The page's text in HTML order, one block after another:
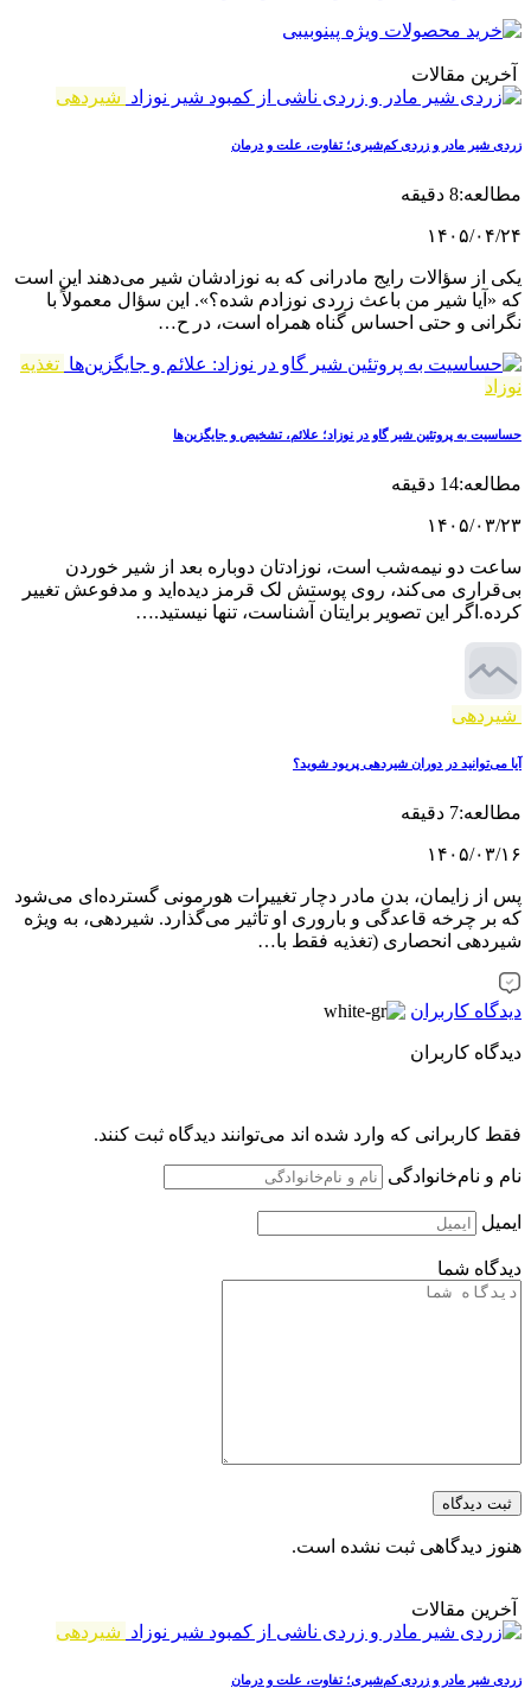
آخرین مقالات
شیردهی
زردی شیر مادر و زردی کم‌شیری؛ تفاوت، علت و درمان
مطالعه:8 دقیقه
۱۴۰۵/۰۴/۲۴
یکی از سؤالات رایج مادرانی که به نوزادشان شیر می‌دهند این است
که «آیا شیر من باعث زردی نوزادم شده؟». این سؤال معمولاً با
نگرانی و حتی احساس گناه همراه است، در ح…
تغذیه
نوزاد
حساسیت به پروتئین شیر گاو در نوزاد؛ علائم، تشخیص و جایگزین‌ها
مطالعه:14 دقیقه
۱۴۰۵/۰۳/۲۳
ساعت دو نیمه‌شب است، نوزادتان دوباره بعد از شیر خوردن
بی‌قراری می‌کند، روی پوستش لک قرمز دیده‌اید و مدفوعش تغییر
کرده.اگر این تصویر برایتان آشناست، تنها نیستید.…
شیردهی
آیا می‌توانید در دوران شیردهی پریود شوید؟
مطالعه:7 دقیقه
۱۴۰۵/۰۳/۱۶
پس از زایمان، بدن مادر دچار تغییرات هورمونی گسترده‌ای می‌شود
که بر چرخه قاعدگی و باروری او تأثیر می‌گذارد. شیردهی، به ‌ویژه
شیردهی انحصاری (تغذیه فقط با…
دیدگاه کاربران
دیدگاه کاربران
فقط کاربرانی که وارد شده اند می‌توانند دیدگاه ثبت کنند.
نام و نام‌خانوادگی
ایمیل
دیدگاه شما
ثبت دیدگاه
هنوز دیدگاهی ثبت نشده است.
آخرین مقالات
شیردهی
زردی شیر مادر و زردی کم‌شیری؛ تفاوت، علت و درمان